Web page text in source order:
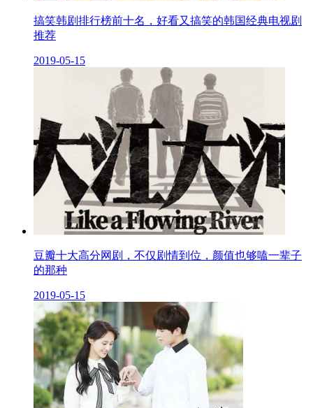
搞笑韩剧排行榜前十名，好看又搞笑的韩国经典电视剧
推荐
2019-05-15
豆瓣十大高分网剧，不仅剧情到位，颜值也够嗑一辈子
的那种
2019-05-15